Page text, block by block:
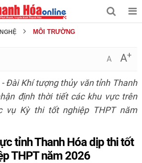
MÔI TRƯỜNG
A A+
Đài Khí tượng thủy văn tỉnh Thanh
định thời tiết các khu vực trên
vụ Kỳ thi tốt nghiệp THPT năm
tỉnh Thanh Hóa dịp thi tốt
THPT năm 2026